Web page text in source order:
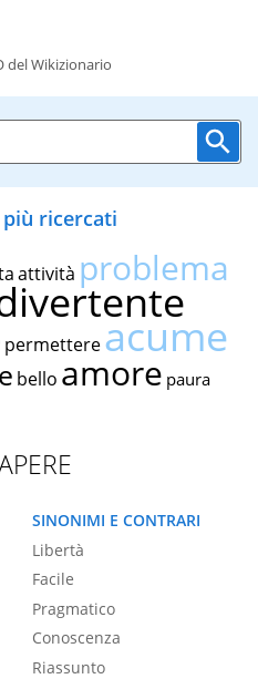
del Wikizionario
ricercati
attività problema
permettereacume
bello amore paura
SINONIMI E CONTRARI
Libertà
Facile
Pragmatico
Conoscenza
Riassunto